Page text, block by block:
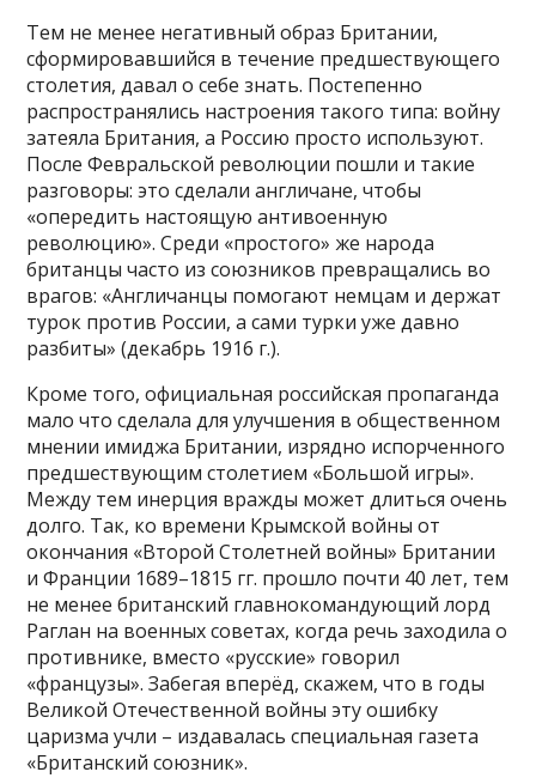
Тем не менее негативный образ Британии,
сформировавшийся в течение предшествующего
столетия, давал о себе знать. Постепенно
распространялись настроения такого типа: войну
затеяла Британия, а Россию просто используют.
После Февральской революции пошли и такие
разговоры: это сделали англичане, чтобы
«опередить настоящую антивоенную
революцию». Среди «простого» же народа
британцы часто из союзников превращались во
врагов: «Англичанцы помогают немцам и держат
турок против России, а сами турки уже давно
разбиты» (декабрь 1916 г.).
Кроме того, официальная российская пропаганда
мало что сделала для улучшения в общественном
мнении имиджа Британии, изрядно испорченного
предшествующим столетием «Большой игры».
Между тем инерция вражды может длиться очень
долго. Так, ко времени Крымской войны от
окончания «Второй Столетней войны» Британии
и Франции 1689–1815 гг. прошло почти 40 лет, тем
не менее британский главнокомандующий лорд
Раглан на военных советах, когда речь заходила о
противнике, вместо «русские» говорил
«французы». Забегая вперёд, скажем, что в годы
Великой Отечественной войны эту ошибку
царизма учли – издавалась специальная газета
«Британский союзник».